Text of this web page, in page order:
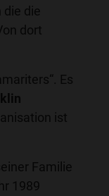
die die
dort
Es
ist
Familie
1989